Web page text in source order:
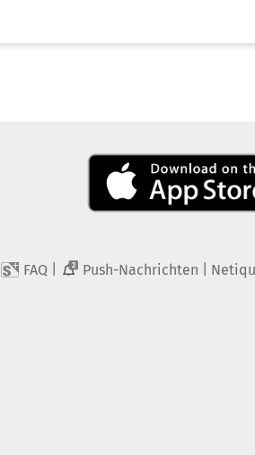
FAQ 2 Push-Nachrichten